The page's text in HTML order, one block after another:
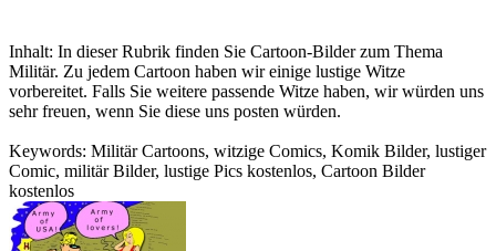
Inhalt: In dieser Rubrik finden Sie Cartoon-Bilder zum Thema
Militär. Zu jedem Cartoon haben wir einige lustige Witze
vorbereitet. Falls Sie weitere passende Witze haben, wir würden uns
sehr freuen, wenn Sie diese uns posten würden.
Keywords: Militär Cartoons, witzige Comics, Komik Bilder, lustiger
Comic, militär Bilder, lustige Pics kostenlos, Cartoon Bilder
kostenlos